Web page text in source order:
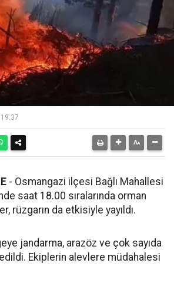
- Osmangazi ilçesi Bağlı Mahallesi
saat 18.00 sıralarında orman
rüzgarın da etkisiyle yayıldı.
jandarma, arazöz ve çok sayıda
Ekiplerin alevlere müdahalesi